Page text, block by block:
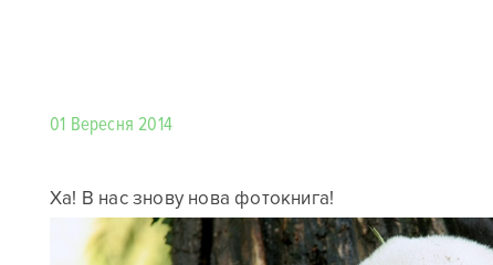
01 Вересня 2014
Ха! В нас знову нова фотокнига!